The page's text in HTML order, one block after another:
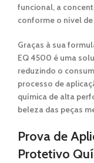
funcional, a
conforme o nível
Graças à sua
EQ 4500 é uma
reduzindo o
processo de
química de alta
beleza das peças
Prova de
Protetivo